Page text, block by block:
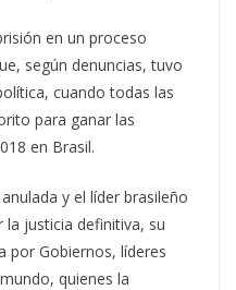
en un proceso
según denuncias, tuvo
cuando todas las
para ganar las
en Brasil.
y el líder brasileño
justicia definitiva, su
por Gobiernos, líderes
quienes la